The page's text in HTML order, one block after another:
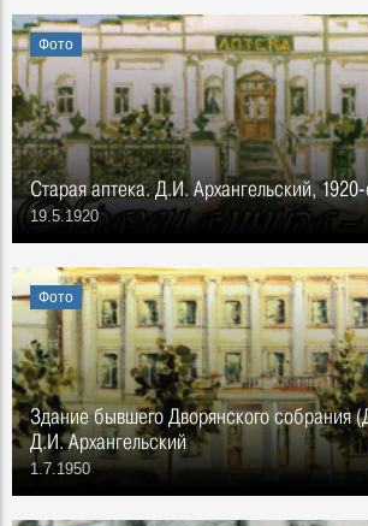
Фото
Старая аптека. Д.И. Архангельский, 1920-
19.5.1920
Фото
Здание бывшего Дворянского собрания
Д.И. Архангельский
1.7.1950